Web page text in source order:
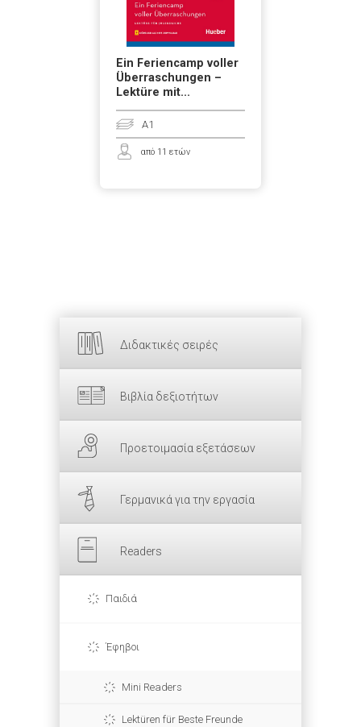
Διδακτικές σειρές
Βιβλία δεξιοτήτων
Προετοιμασία εξετάσεων
Γερμανικά για την εργασία
Readers
Παιδιά
Έφηβοι
Mini Readers
Lektüren für Beste Freunde
Ein Feriencamp voller
Überraschungen –
Lektüre mit...
A1
από 11 ετών